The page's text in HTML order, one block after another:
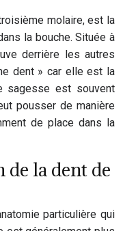
molaire, est la
la bouche. Située à
derrière les autres
dent » car elle est la
sagesse est souvent
pousser de manière
de place dans la
la dent de
particulière qui